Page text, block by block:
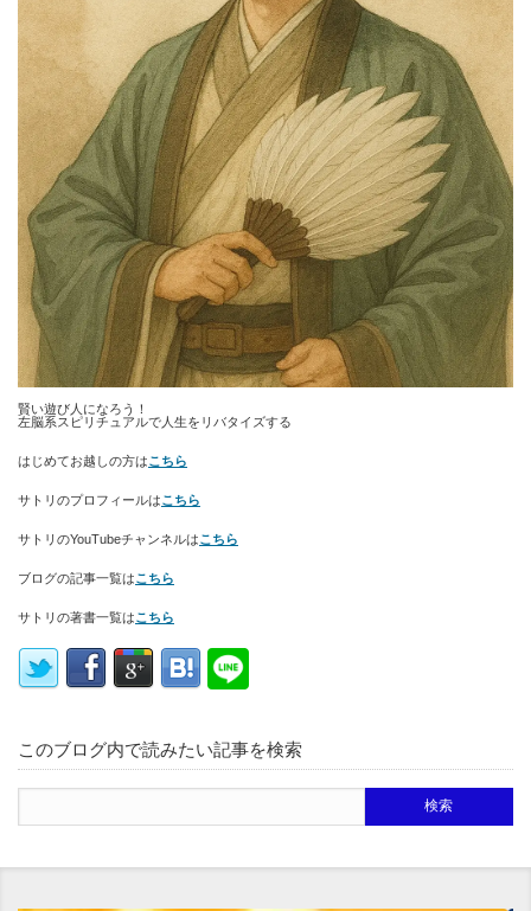
賢い遊び人になろう！
左脳系スピリチュアルで人生をリバタイズする
はじめてお越しの方はこちら
サトリのプロフィールはこちら
サトリのYouTubeチャンネルはこちら
ブログの記事一覧はこちら
サトリの著書一覧はこちら
このブログ内で読みたい記事を検索